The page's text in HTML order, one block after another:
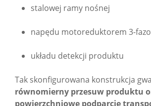
stalowej ramy nośnej
napędu motoreduktorem 3-
układu detekcji produktu
Tak skonfigurowana konstrukcja
równomierny przesuw produktu
powierzchniowe podparcie